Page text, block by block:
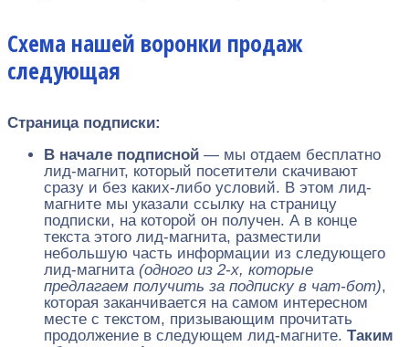
Схема нашей воронки продаж
следующая
Страница подписки:
В начале подписной — мы отдаем бесплатно
лид-магнит, который посетители скачивают
сразу и без каких-либо условий. В этом лид-
магните мы указали ссылку на страницу
подписки, на которой он получен. А в конце
текста этого лид-магнита, разместили
небольшую часть информации из следующего
лид-магнита (одного из 2-х, которые
предлагаем получить за подписку в чат-бот),
которая заканчивается на самом интересном
месте с текстом, призывающим прочитать
продолжение в следующем лид-магните. Таким